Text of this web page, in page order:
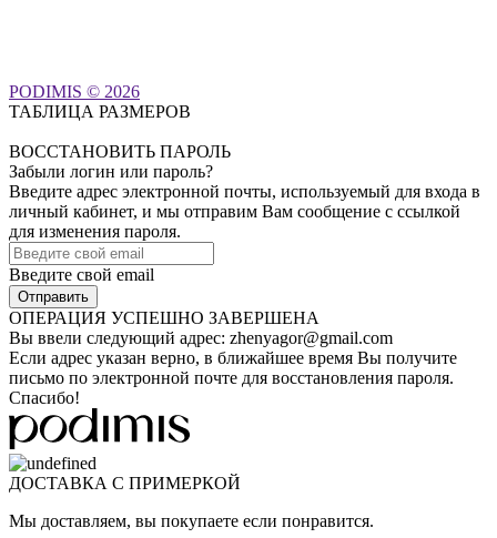
PODIMIS © 2026
ТАБЛИЦА РАЗМЕРОВ
ВОССТАНОВИТЬ ПАРОЛЬ
Забыли логин или пароль?
Введите адрес электронной почты, используемый для входа в
личный кабинет, и мы отправим Вам сообщение с ссылкой
для изменения пароля.
Введите свой email
ОПЕРАЦИЯ УСПЕШНО ЗАВЕРШЕНА
Вы ввели следующий адрес: zhenyagor@gmail.com
Если адрес указан верно, в ближайшее время Вы получите
письмо по электронной почте для восстановления пароля.
Спасибо!
ДОСТАВКА С ПРИМЕРКОЙ
Мы доставляем, вы покупаете если понравится.